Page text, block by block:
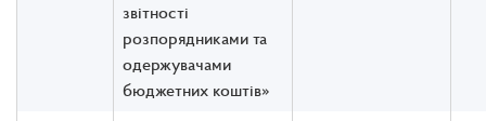
звітності
розпорядниками та
одержувачами
бюджетних коштів»